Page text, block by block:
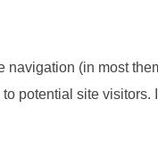
(in most
potential site visitors.